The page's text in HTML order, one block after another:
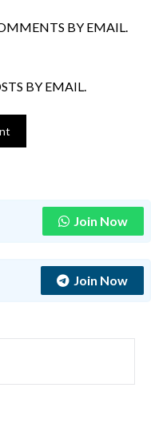
BY EMAIL.
BY EMAIL.
Join Now
Join Now